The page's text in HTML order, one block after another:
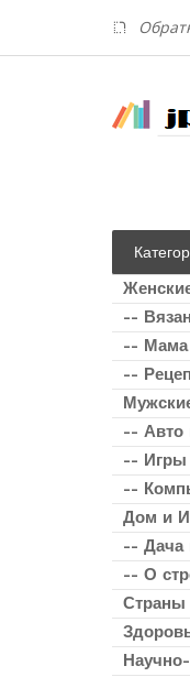
--
-- Мама
--
-- Авто
-- Игры
--
Дом и
-- Дача
-- О
Страны